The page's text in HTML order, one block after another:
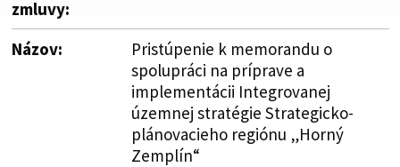
zmluvy:
Názov:
Pristúpenie k memorandu o
spolupráci na príprave a
implementácii Integrovanej
územnej stratégie Strategicko-
plánovacieho regiónu „Horný
Zemplín“